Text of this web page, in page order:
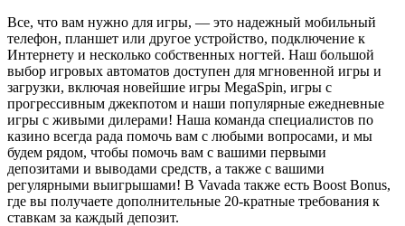
Все, что вам нужно для игры, — это надежный мобильный
телефон, планшет или другое устройство, подключение к
Интернету и несколько собственных ногтей. Наш большой
выбор игровых автоматов доступен для мгновенной игры и
загрузки, включая новейшие игры MegaSpin, игры с
прогрессивным джекпотом и наши популярные ежедневные
игры с живыми дилерами! Наша команда специалистов по
казино всегда рада помочь вам с любыми вопросами, и мы
будем рядом, чтобы помочь вам с вашими первыми
депозитами и выводами средств, а также с вашими
регулярными выигрышами! В Vavada также есть Boost Bonus,
где вы получаете дополнительные 20-кратные требования к
ставкам за каждый депозит.